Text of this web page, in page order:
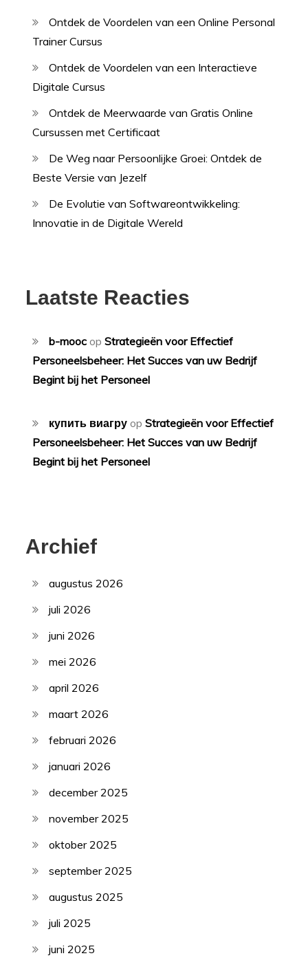
Ontdek de Voordelen van een Online Personal
Trainer Cursus
Ontdek de Voordelen van een Interactieve
Digitale Cursus
Ontdek de Meerwaarde van Gratis Online
Cursussen met Certificaat
De Weg naar Persoonlijke Groei: Ontdek de
Beste Versie van Jezelf
De Evolutie van Softwareontwikkeling:
Innovatie in de Digitale Wereld
Laatste Reacties
b-mooc opStrategieën voor Effectief
Personeelsbeheer: Het Succes van uw Bedrijf
Begint bij het Personeel
купить виагру opStrategieën voor Effectief
Personeelsbeheer: Het Succes van uw Bedrijf
Begint bij het Personeel
Archief
augustus 2026
juli 2026
juni 2026
mei 2026
april 2026
maart 2026
februari 2026
januari 2026
december 2025
november 2025
oktober 2025
september 2025
augustus 2025
juli 2025
juni 2025